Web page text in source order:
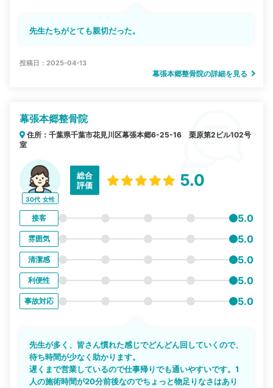
先生たちがとても親切だった。
投稿日：2025-04-13
幕張本郷整骨院の詳細を見る
幕張本郷整骨院
住所：千葉県千葉市花見川区幕張本郷6-25-16 栗原第2ビル102号
室
30代 女性
総合
評価
5.0
接客 5.0
雰囲気 5.0
清潔感 5.0
利便性 5.0
事故対応 5.0
先生が多く、皆さん慣れた感じでどんどん回していくので、
待ち時間が少なく助かります。
遅くまで営業しているので仕事帰りでも通いやすいです。1
人の施術時間が20分前後なのでちょっと物足りなさはあり